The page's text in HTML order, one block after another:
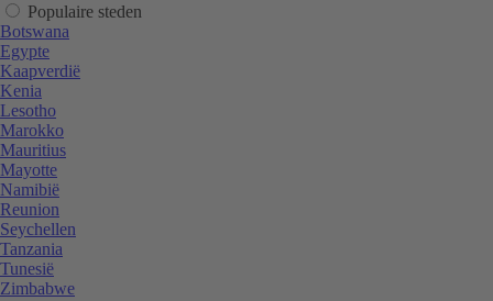
Populaire steden
Botswana
Egypte
Kaapverdië
Kenia
Lesotho
Marokko
Mauritius
Mayotte
Namibië
Reunion
Seychellen
Tanzania
Tunesië
Zimbabwe